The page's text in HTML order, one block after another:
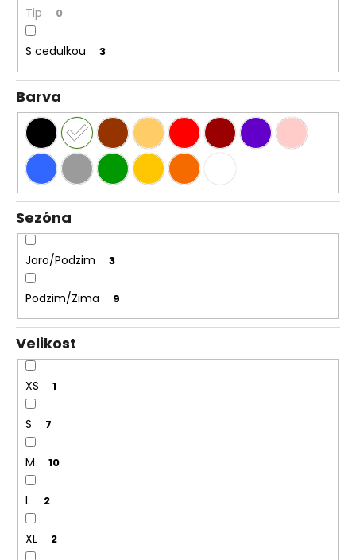
Tip 0
S cedulkou 3
Barva
Sezóna
Jaro/Podzim 3
Podzim/Zima 9
Velikost
XS 1
S 7
M 10
L 2
XL 2